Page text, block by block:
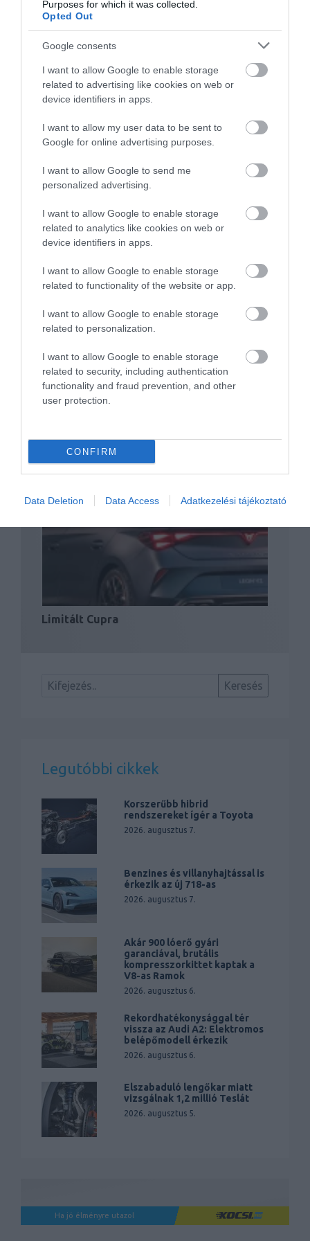
Purposes for which it was collected.
Opted Out
Google consents
I want to allow Google to enable storage
related to advertising like cookies on web or
device identifiers in apps.
I want to allow my user data to be sent to
Google for online advertising purposes.
I want to allow Google to send me
personalized advertising.
I want to allow Google to enable storage
related to analytics like cookies on web or
device identifiers in apps.
I want to allow Google to enable storage
related to functionality of the website or app.
I want to allow Google to enable storage
related to personalization.
I want to allow Google to enable storage
related to security, including authentication
functionality and fraud prevention, and other
user protection.
CONFIRM
Data Deletion Data Access Adatkezelési tájékoztató
Bemutatta a Cupra az új versenyautóit
Tovább hegyezték az amúgy is
kihegyezett Seat Atecát
Hibridként is megvehető lesz az első
önálló Cupra modell
Limitált Cupra
Legutóbbi cikkek
Korszerűbb hibrid
rendszereket ígér a Toyota
2026. augusztus 7.
Benzines és villanyhajtással is
érkezik az új 718-as
2026. augusztus 7.
Akár 900 lóerő gyári
garanciával, brutális
kompresszorkittet kaptak a
V8-as Ramok
2026. augusztus 6.
Rekordhatékonysággal tér
vissza az Audi A2: Elektromos
belépőmodell érkezik
2026. augusztus 6.
Elszabaduló lengőkar miatt
vizsgálnak 1,2 millió Teslát
2026. augusztus 5.
Ha jó élményre utazol